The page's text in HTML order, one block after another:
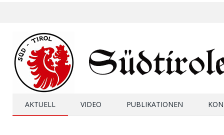
AKTUELL VIDEO PUBLIKATIONEN